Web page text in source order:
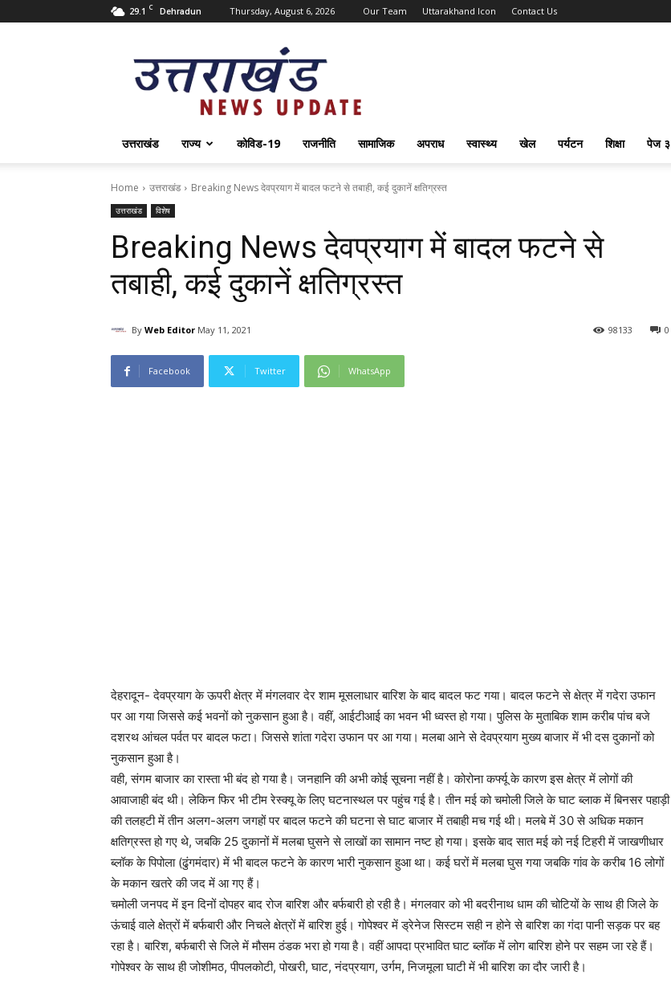
29.1 C Dehradun Thursday, August 6, 2026 Our Team Uttarakhand Icon Contact Us
Uttarakhand
News
Update
उत्तराखंड राज्य कोविड-19 राजनीति सामाजिक अपराध स्वास्थ्य खेल पर्यटन शिक्षा पेज ३
Home उत्तराखंड Breaking News देवप्रयाग में बादल फटने से तबाही, कई दुकानें क्षतिग्रस्त
उत्तराखंड विशेष
Breaking News देवप्रयाग में बादल फटने से
तबाही, कई दुकानें क्षतिग्रस्त
By Web Editor May 11, 2021 0
98133
Facebook Twitter WhatsApp
देहरादून- देवप्रयाग के ऊपरी क्षेत्र में मंगलवार देर शाम मूसलाधार बारिश के बाद बादल फट गया। बादल फटने से क्षेत्र में गदेरा उफान
पर आ गया जिससे कई भवनों को नुकसान हुआ है। वहीं, आईटीआई का भवन भी ध्वस्त हो गया। पुलिस के मुताबिक शाम करीब पांच बजे
दशरथ आंचल पर्वत पर बादल फटा। जिससे शांता गदेरा उफान पर आ गया। मलबा आने से देवप्रयाग मुख्य बाजार में भी दस दुकानों को
नुकसान हुआ है।
वही, संगम बाजार का रास्ता भी बंद हो गया है। जनहानि की अभी कोई सूचना नहीं है। कोरोना कर्फ्यू के कारण इस क्षेत्र में लोगों की
आवाजाही बंद थी। लेकिन फिर भी टीम रेस्क्यू के लिए घटनास्थल पर पहुंच गई है। तीन मई को चमोली जिले के घाट ब्लाक में बिनसर पहाड़ी
की तलहटी में तीन अलग-अलग जगहों पर बादल फटने की घटना से घाट बाजार में तबाही मच गई थी। मलबे में 30 से अधिक मकान
क्षतिग्रस्त हो गए थे, जबकि 25 दुकानों में मलबा घुसने से लाखों का सामान नष्ट हो गया। इसके बाद सात मई को नई टिहरी में जाखणीधार
ब्लॉक के पिपोला (ढुंगमंदार) में भी बादल फटने के कारण भारी नुकसान हुआ था। कई घरों में मलबा घुस गया जबकि गांव के करीब 16 लोगों
के मकान खतरे की जद में आ गए हैं।
चमोली जनपद में इन दिनों दोपहर बाद रोज बारिश और बर्फबारी हो रही है। मंगलवार को भी बदरीनाथ धाम की चोटियों के साथ ही जिले के
ऊंचाई वाले क्षेत्रों में बर्फबारी और निचले क्षेत्रों में बारिश हुई। गोपेश्वर में ड्रेनेज सिस्टम सही न होने से बारिश का गंदा पानी सड़क पर बह
रहा है। बारिश, बर्फबारी से जिले में मौसम ठंडक भरा हो गया है। वहीं आपदा प्रभावित घाट ब्लॉक में लोग बारिश होने पर सहम जा रहे हैं।
गोपेश्वर के साथ ही जोशीमठ, पीपलकोटी, पोखरी, घाट, नंदप्रयाग, उर्गम, निजमूला घाटी में भी बारिश का दौर जारी है।